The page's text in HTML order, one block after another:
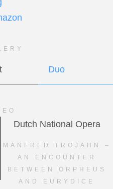
Duo
Dutch National Opera
MANFRED TROJAHN –
AN ENCOUNTER
BETWEEN ORPHEUS
AND EURYDICE